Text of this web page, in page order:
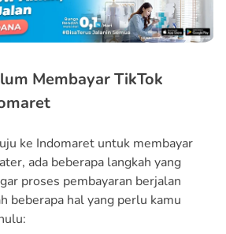
Membayar TikTok
ke Indomaret untuk membayar
ada beberapa langkah yang
proses pembayaran berjalan
beberapa hal yang perlu kamu